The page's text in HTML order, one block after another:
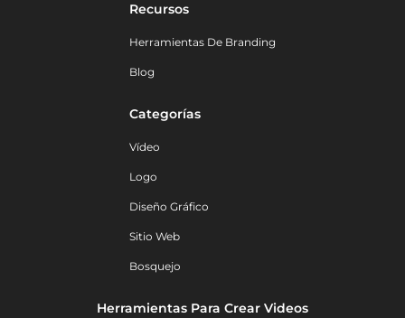
Recursos
Herramientas De Branding
Blog
Categorías
Vídeo
Logo
Diseño Gráfico
Sitio Web
Bosquejo
Herramientas Para Crear Videos